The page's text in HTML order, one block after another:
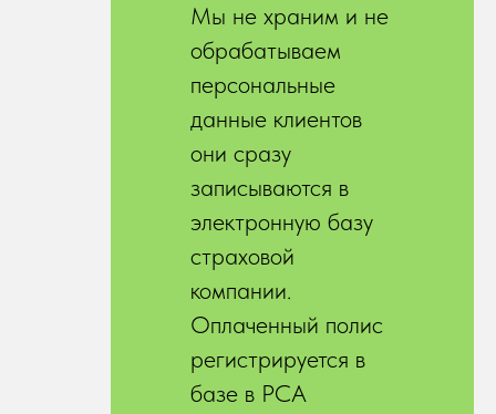
Мы не храним и не
обрабатываем
персональные
данные клиентов
они сразу
записываются в
электронную базу
страховой
компании.
Оплаченный полис
регистрируется в
базе в РСА